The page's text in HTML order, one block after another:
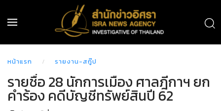
หน้าแรก รายงาน-สกู๊ป
รายชื่อ 28 นักการเมือง ศาลฎีกาฯ ยก
คำร้อง คดีบัญชีทรัพย์สินปี 62